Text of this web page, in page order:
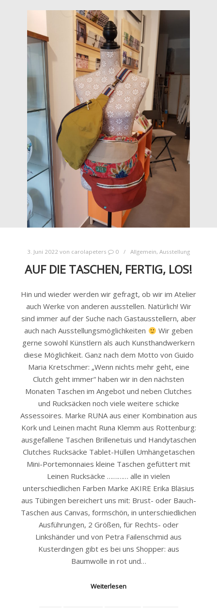
3. Juni 2022 von carolapeters 0 Allgemein, Ausstellung
AUF DIE TASCHEN, FERTIG, LOS!
Hin und wieder werden wir gefragt, ob wir im Atelier
auch Werke von anderen ausstellen. Natürlich! Wir
sind immer auf der Suche nach Gastausstellern, aber
auch nach Ausstellungsmöglichkeiten
Wir geben
gerne sowohl Künstlern als auch Kunsthandwerkern
diese Möglichkeit. Ganz nach dem Motto von Guido
Maria Kretschmer: „Wenn nichts mehr geht, eine
Clutch geht immer“ haben wir in den nächsten
Monaten Taschen im Angebot und neben Clutches
und Rucksäcken noch viele weitere schicke
Assessoires. Marke RUNA aus einer Kombination aus
Kork und Leinen macht Runa Klemm aus Rottenburg:
ausgefallene Taschen Brillenetuis und Handytaschen
Clutches Rucksäcke Tablet-Hüllen Umhängetaschen
Mini-Portemonnaies kleine Taschen gefüttert mit
Leinen Rucksäcke ………… alle in vielen
unterschiedlichen Farben Marke AKIRE Erika Bläsius
aus Tübingen bereichert uns mit: Brust- oder Bauch-
Taschen aus Canvas, formschön, in unterschiedlichen
Ausführungen, 2 Größen, für Rechts- oder
Linkshänder und von Petra Failenschmid aus
Kusterdingen gibt es bei uns Shopper: aus
Baumwolle in rot und…
Weiterlesen